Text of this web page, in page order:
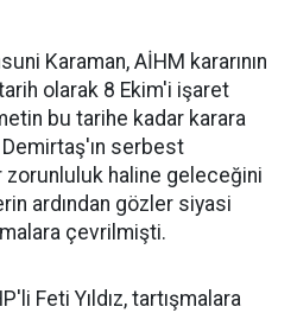
Karaman, AİHM kararının
olarak 8 Ekim'i işaret
bu tarihe kadar karara
serbest
zorunluluk haline geleceğini
ardından gözler siyasi
çevrilmişti.
Feti Yıldız, tartışmalara